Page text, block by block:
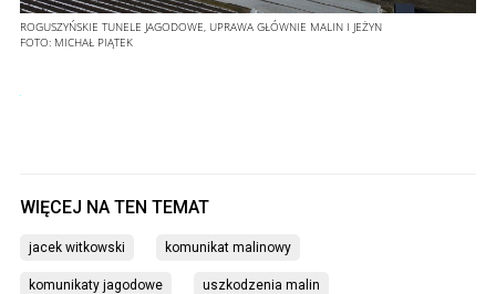
ROGUSZYŃSKIE TUNELE JAGODOWE, UPRAWA GŁÓWNIE MALIN I JEŻYN
FOTO: MICHAŁ PIĄTEK
jacek witkowski komunikat malinowy
komunikaty jagodowe uszkodzenia malin